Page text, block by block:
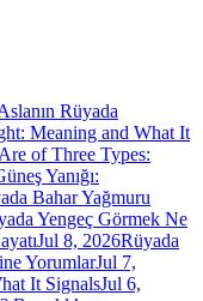
Rüyada
Meaning and What It
of Three Types:
Yanığı:
Bahar Yağmuru
Yengeç Görmek Ne
Jul 8, 2026Rüyada
YorumlarJul 7,
It SignalsJul 6,